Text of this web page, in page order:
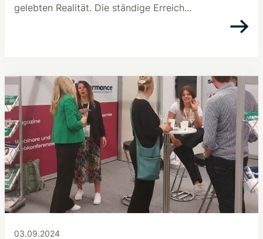
gelebten Realität. Die ständige Erreich...
03.09.2024